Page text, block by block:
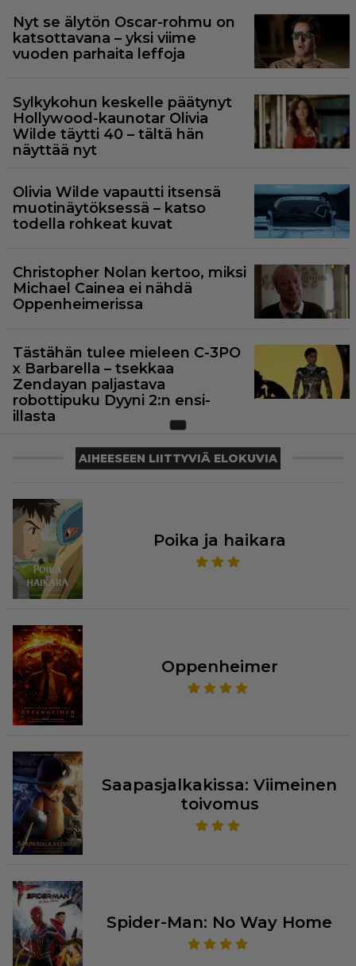
Nyt se älytön Oscar-rohmu on
katsottavana – yksi viime
vuoden parhaita leffoja
Sylkykohun keskelle päätynyt
Hollywood-kaunotar Olivia
Wilde täytti 40 – tältä hän
näyttää nyt
Olivia Wilde vapautti itsensä
muotinäytöksessä – katso
todella rohkeat kuvat
Christopher Nolan kertoo, miksi
Michael Cainea ei nähdä
Oppenheimerissa
Tästähän tulee mieleen C-3PO
x Barbarella – tsekkaa
Zendayan paljastava
robottipuku Dyyni 2:n ensi-
illasta
AIHEESEEN LIITTYVIÄ ELOKUVIA
Poika ja haikara
Oppenheimer
Saapasjalkakissa: Viimeinen
toivomus
Spider-Man: No Way Home